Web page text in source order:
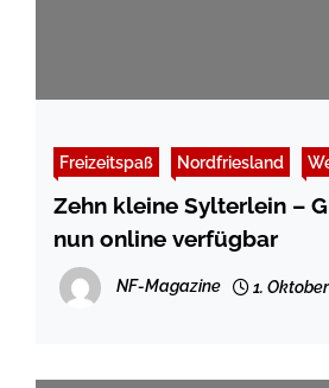
Freizeitspaß Nordfriesland
Zehn kleine Sylterlein –
nun online verfügbar
NF-Magazine 1.